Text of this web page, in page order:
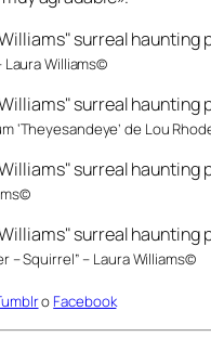
Laura Williams©
‘Theyesandeye’ de Lou
– Squirrel” – Laura Williams©
o Facebook